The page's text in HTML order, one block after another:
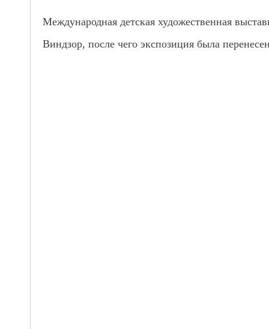
Международная детская художественная
Виндзор, после чего экспозиция была